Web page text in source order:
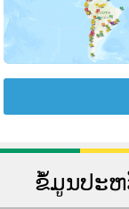
ຂໍ້ມູນປະຫ